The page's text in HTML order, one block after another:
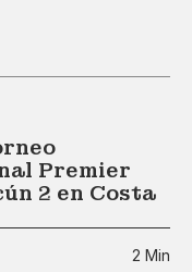
Premier
2 en Costa
2 Min